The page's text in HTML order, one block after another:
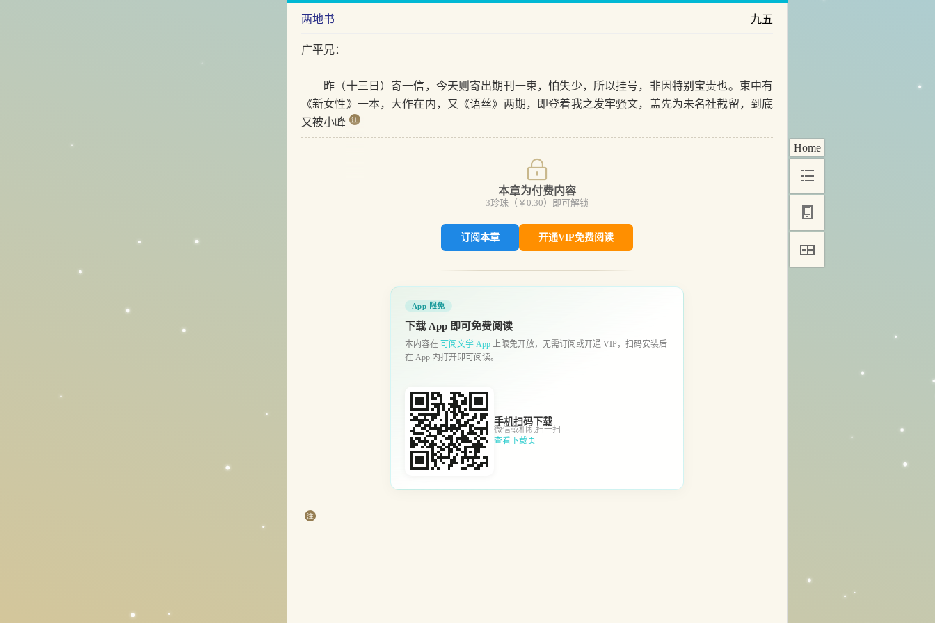
Home
两地书 九五
广平兄：
昨（十三日）寄一信，今天则寄出期刊一束，怕失少，所以挂号，非因特别宝贵也。束中有
《新女性》一本，大作在内，又《语丝》两期，即登着我之发牢骚文，盖先为未名社截留，到底
又被小峰
本章为付费内容
3珍珠（￥ 0.30）即可解锁
订阅本章 开通VIP免费阅读
App 限免
下载 App 即可免费阅读
本内容在 可阅文学 App 上限免开放，无需订阅或开通 VIP，扫码安装后
在 App 内打开即可阅读。
手机扫码下载
微信或相机扫一扫
查看下载页